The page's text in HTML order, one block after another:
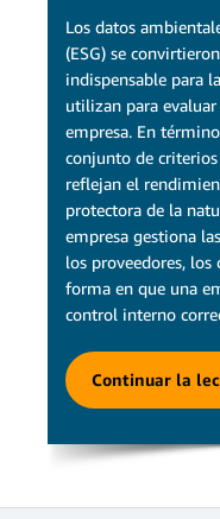
Los datos
(ESG) se
indispensable para
utilizan para
empresa. En
conjunto de
reflejan el
protectora de la
empresa gestiona
los proveedores, los
forma en que una
control interno
Continuar la